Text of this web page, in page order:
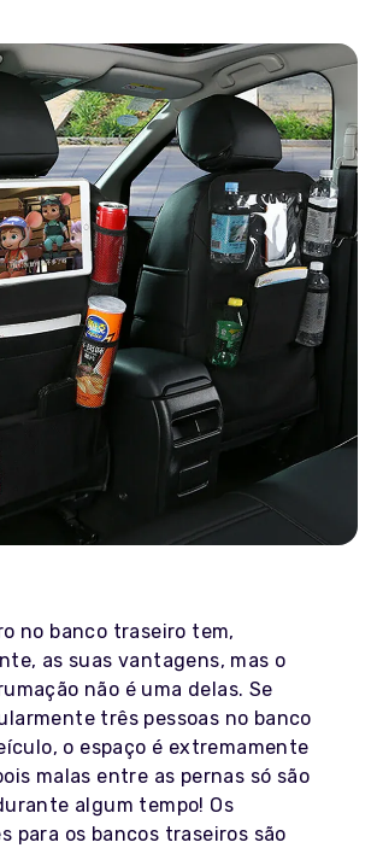
no banco traseiro tem,
as suas vantagens, mas o
não é uma delas. Se
três pessoas no banco
o espaço é extremamente
malas entre as pernas só são
algum tempo! Os
para os bancos traseiros são